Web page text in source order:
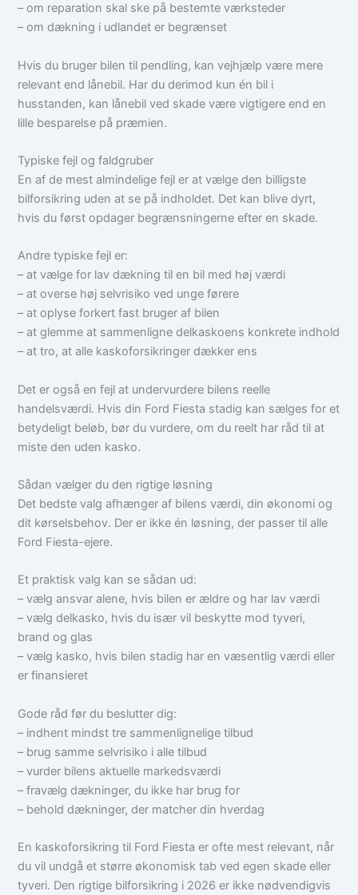
– om reparation skal ske på bestemte værksteder
– om dækning i udlandet er begrænset
Hvis du bruger bilen til pendling, kan vejhjælp være mere
relevant end lånebil. Har du derimod kun én bil i
husstanden, kan lånebil ved skade være vigtigere end en
lille besparelse på præmien.
Typiske fejl og faldgruber
En af de mest almindelige fejl er at vælge den billigste
bilforsikring uden at se på indholdet. Det kan blive dyrt,
hvis du først opdager begrænsningerne efter en skade.
Andre typiske fejl er:
– at vælge for lav dækning til en bil med høj værdi
– at overse høj selvrisiko ved unge førere
– at oplyse forkert fast bruger af bilen
– at glemme at sammenligne delkaskoens konkrete indhold
– at tro, at alle kaskoforsikringer dækker ens
Det er også en fejl at undervurdere bilens reelle
handelsværdi. Hvis din Ford Fiesta stadig kan sælges for et
betydeligt beløb, bør du vurdere, om du reelt har råd til at
miste den uden kasko.
Sådan vælger du den rigtige løsning
Det bedste valg afhænger af bilens værdi, din økonomi og
dit kørselsbehov. Der er ikke én løsning, der passer til alle
Ford Fiesta-ejere.
Et praktisk valg kan se sådan ud:
– vælg ansvar alene, hvis bilen er ældre og har lav værdi
– vælg delkasko, hvis du især vil beskytte mod tyveri,
brand og glas
– vælg kasko, hvis bilen stadig har en væsentlig værdi eller
er finansieret
Gode råd før du beslutter dig:
– indhent mindst tre sammenlignelige tilbud
– brug samme selvrisiko i alle tilbud
– vurder bilens aktuelle markedsværdi
– fravælg dækninger, du ikke har brug for
– behold dækninger, der matcher din hverdag
En kaskoforsikring til Ford Fiesta er ofte mest relevant, når
du vil undgå et større økonomisk tab ved egen skade eller
tyveri. Den rigtige bilforsikring i 2026 er ikke nødvendigvis